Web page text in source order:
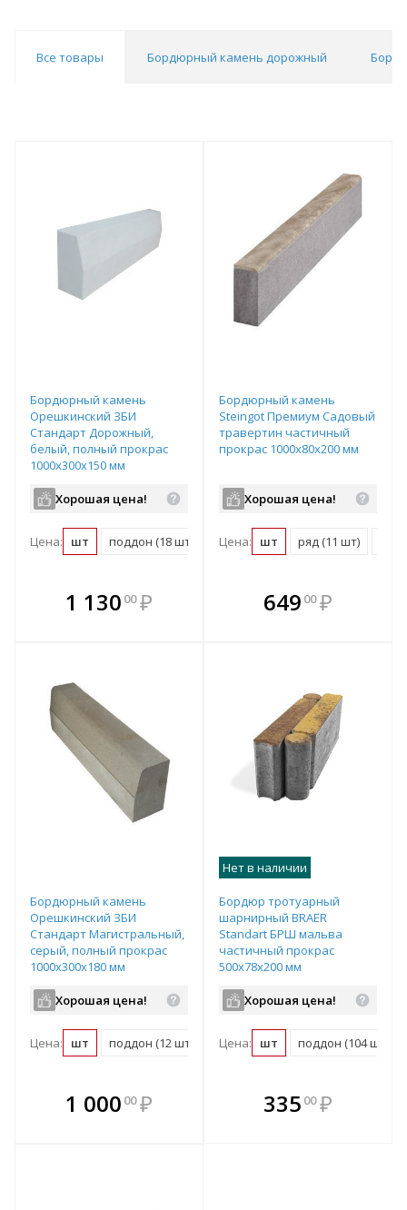
Все товары Бордюрный камень дорожный
Бордюрный камень
Орешкинский ЗБИ
Стандарт Дорожный,
белый, полный прокрас
1000х300х150 мм
Хорошая цена!
Цена: шт поддон (18 шт)
1 130 00 ₽
В комплекте
всегда выгоднее!
Бордюрный камень
Steingot Премиум Садовый
травертин частичный
прокрас 1000х80х200 мм
Хорошая цена!
Цена: шт ряд (11 шт)
В комплекте
всегда выгоднее!
649 00 ₽
Бордюрный камень
Орешкинский ЗБИ
Стандарт Магистральный,
серый, полный прокрас
1000х300х180 мм
Хорошая цена!
Цена: шт поддон (12 шт)
1 000 00 ₽
В комплекте
всегда выгоднее!
Нет в наличии
Бордюр тротуарный
шарнирный BRAER
Standart БРШ мальва
частичный прокрас
500х78х200 мм
Хорошая цена!
Цена: шт поддон (104 шт)
В комплекте
всегда выгоднее!
335 00 ₽